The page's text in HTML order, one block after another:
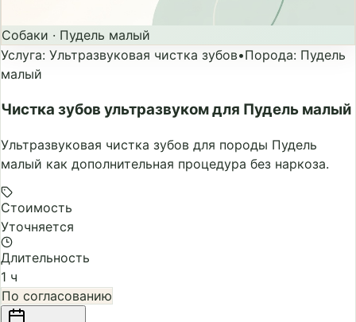
Собаки · Пудель малый
Услуга: Ультразвуковая чистка зубов•Порода: Пудель
малый
Чистка зубов ультразвуком для Пудель малый
Ультразвуковая чистка зубов для породы Пудель
малый как дополнительная процедура без наркоза.
Стоимость
Уточняется
Длительность
1 ч
По согласованию